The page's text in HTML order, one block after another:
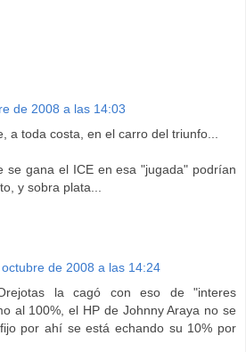
de 2008 a las 14:03
a toda costa, en el carro del triunfo...
se gana el ICE en esa "jugada" podrían
y sobra plata...
de 2008 a las 14:24
la cagó con eso de "interes
al 100%, el HP de Johnny Araya no se
por ahí se está echando su 10% por